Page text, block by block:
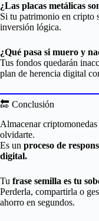
¿Las placas metálicas
Si tu patrimonio en cripto
inversión lógica.
¿Qué pasa si muero y
Tus fondos quedarán
plan de herencia digital
🔚 Conclusión
Almacenar
olvidarte.
Es un proceso de
digital.
Tu frase semilla es tu
Perderla, compartirla o
ahorro en segundos.